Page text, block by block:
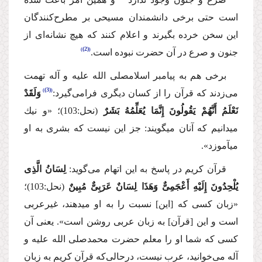
است حتی برخی دانشمندان مسیحی بر مطرح‌كنندگان
این سخن خرده بگیرند و اعلام كنند كه هیچ نشانه‌ای از
جنون و صرع در آن حضرت نبوده است. (2)
برخی هم به پیامبر اسلامصلی الله علیه و آله تهمت
می‌زدند كه قرآن را از كسان دیگری فرامی‌گیرد: (3)
وَلَقَدْ
نَعْلَمُ أَنَّهُمْ یَقُولُونَ إِنَّمَا یُعَلِّمُهُ بَشَرٌ
(نحل:103)؛
«و نیك
می‏دانیم كه آنان می‏گویند: جز این نیست كه بشری به او
می‏آموزد».
قرآن كریم در پاسخ به این اتهام می‌گوید: لِسَانُ الَّذِی
یُلْحِدُونَ إِلَیْهِ أَعْجَمِیٌّ وَهَذَا لِسَانٌ عَرَبِیٌّ مُبِینٌ (نحل:103)؛
«زبان كسی كه [این] نسبت را به او می‏دهند، غیرعربی
است و این [قرآن] به زبان عربی روشن است». یعنی آن
كسی كه شما او را معلم حضرت محمدصلی الله علیه و
آله می‌خوانید، عرب نیست، درحالی‌كه قرآن كریم به زبان